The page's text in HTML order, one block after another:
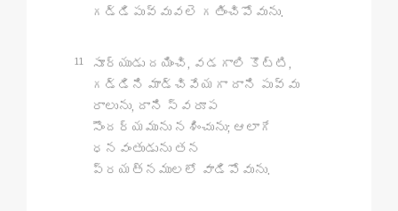
గడ్డిపువ్వువలె గతించిపోవును.
11
సూర్యుడు దయించి, వడగాలి కొట్టి,
గడ్డిని మాడ్చివేయగా దాని పువ్వు
రాలును, దాని స్వరూప
సౌందర్యమును నశించును; ఆలాగే
ధనవంతుడును తన
ప్రయత్నములలో వాడిపోవును.